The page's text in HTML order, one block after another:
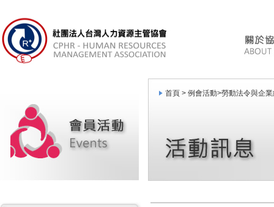
首頁 > 例會活動>勞動法令與企